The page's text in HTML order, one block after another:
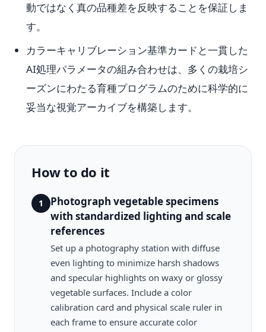
動ではなく真の品種差を反映することを保証しま
す。
カラーキャリブレーション基準カードと一貫した
AI処理パラメータの組み合わせは、多くの栽培シ
ーズンにわたる育種プログラムのために科学的に
妥当な視覚アーカイブを構築します。
How to do it
1
Photograph vegetable specimens
with standardized lighting and scale
references
Set up a photography station with diffuse
even lighting to minimize harsh shadows
and specular highlights on waxy or glossy
vegetable surfaces. Include a color
calibration card and physical scale ruler in
each frame to ensure accurate color